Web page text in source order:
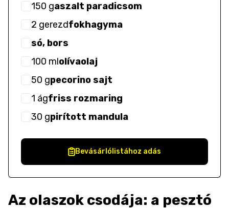
150 gaszalt paradicsom
2 gerezdfokhagyma
só, bors
100 mlolívaolaj
50 gpecorino sajt
1 ágfriss rozmaring
30 gpirított mandula
Bevásárlólistához adás
Az olaszok csodája: a pesztó